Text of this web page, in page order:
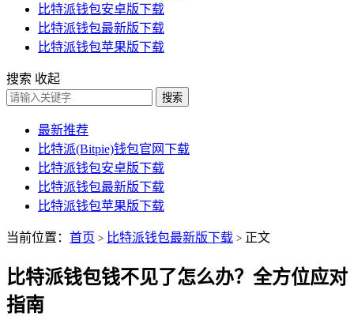
比特派钱包安卓版下载
比特派钱包最新版下载
比特派钱包苹果版下载
搜索 收起
搜索
最新推荐
比特派(Bitpie)钱包官网下载
比特派钱包安卓版下载
比特派钱包最新版下载
比特派钱包苹果版下载
当前位置： 首页 > 比特派钱包最新版下载 > 正文
比特派钱包钱不见了怎么办？全方位应对
指南